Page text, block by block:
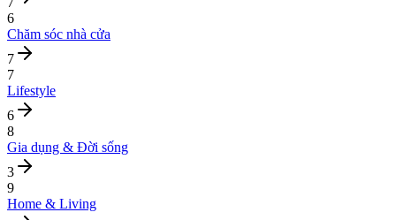
6
Chăm sóc nhà cửa
7
7
Lifestyle
6
8
Gia dụng & Đời sống
3
9
Home & Living